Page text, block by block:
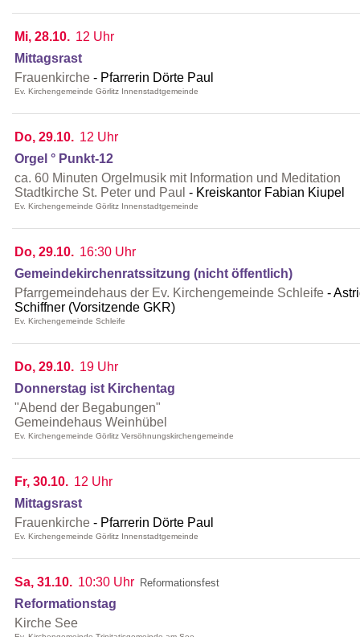
Mi, 28.10. 12 Uhr
Mittagsrast
Frauenkirche
Pfarrerin Dörte Paul
Ev. Kirchengemeinde Görlitz Innenstadtgemeinde
Do, 29.10. 12 Uhr
Orgel ° Punkt-12
ca. 60 Minuten Orgelmusik mit Information und Meditation
Stadtkirche St. Peter und Paul
Kreiskantor Fabian Kiupel
Ev. Kirchengemeinde Görlitz Innenstadtgemeinde
Do, 29.10. 16:30 Uhr
Gemeindekirchenratssitzung (nicht öffentlich)
Pfarrgemeindehaus der Ev. Kirchengemeinde Schleife
Schiffner (Vorsitzende GKR)
Ev. Kirchengemeinde Schleife
Do, 29.10. 19 Uhr
Donnerstag ist Kirchentag
"Abend der Begabungen"
Gemeindehaus Weinhübel
Ev. Kirchengemeinde Görlitz Versöhnungskirchengemeinde
Fr, 30.10. 12 Uhr
Mittagsrast
Frauenkirche
Pfarrerin Dörte Paul
Ev. Kirchengemeinde Görlitz Innenstadtgemeinde
Sa, 31.10. 10:30 Uhr Reformationsfest
Reformationstag
Kirche See